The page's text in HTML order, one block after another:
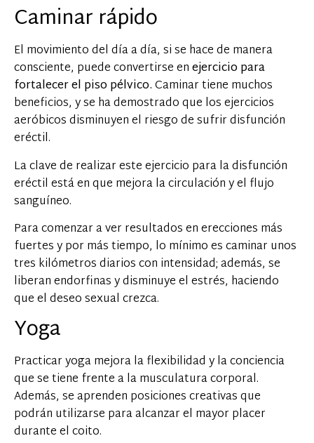
Caminar rápido
El movimiento del día a día, si se hace de manera
consciente, puede convertirse enejercicio para
fortalecer el piso pélvico.Caminar tiene muchos
beneficios, y se ha demostrado que los ejercicios
aeróbicos disminuyen el riesgo de sufrir disfunción
eréctil.
La clave de realizar este ejercicio para la disfunción
eréctil está en que mejora la circulación y el flujo
sanguíneo.
Para comenzar a ver resultados en erecciones más
fuertes y por más tiempo, lo mínimo es caminar unos
tres kilómetros diarios con intensidad; además, se
liberan endorfinas y disminuye el estrés, haciendo
que el deseo sexual crezca.
Yoga
Practicar yoga mejora la flexibilidad y la conciencia
que se tiene frente a la musculatura corporal.
Además, se aprenden posiciones creativas que
podrán utilizarse para alcanzar el mayor placer
durante el coito.